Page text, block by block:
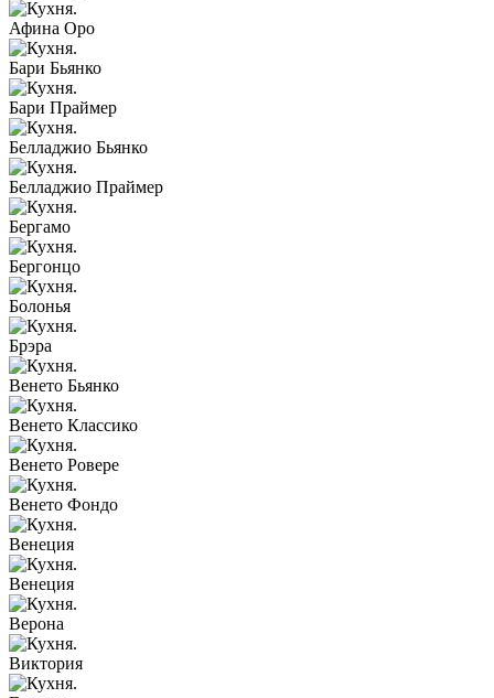
Афина Оро
Бари Бьянко
Бари Праймер
Белладжио Бьянко
Белладжио Праймер
Бергамо
Бергонцо
Болонья
Брэра
Венето Бьянко
Венето Классико
Венето Ровере
Венето Фондо
Венеция
Венеция
Верона
Виктория